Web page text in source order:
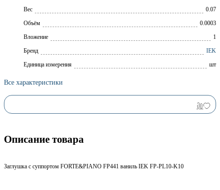
Вес
0.07
Объём
0.0003
Вложение
1
Брeнд
IEK
Единица измерения
шт
Все характеристики
Описание товара
Заглушка с суппортом FORTE&PIANO FP441 ваниль IEK FP-PL10-K10